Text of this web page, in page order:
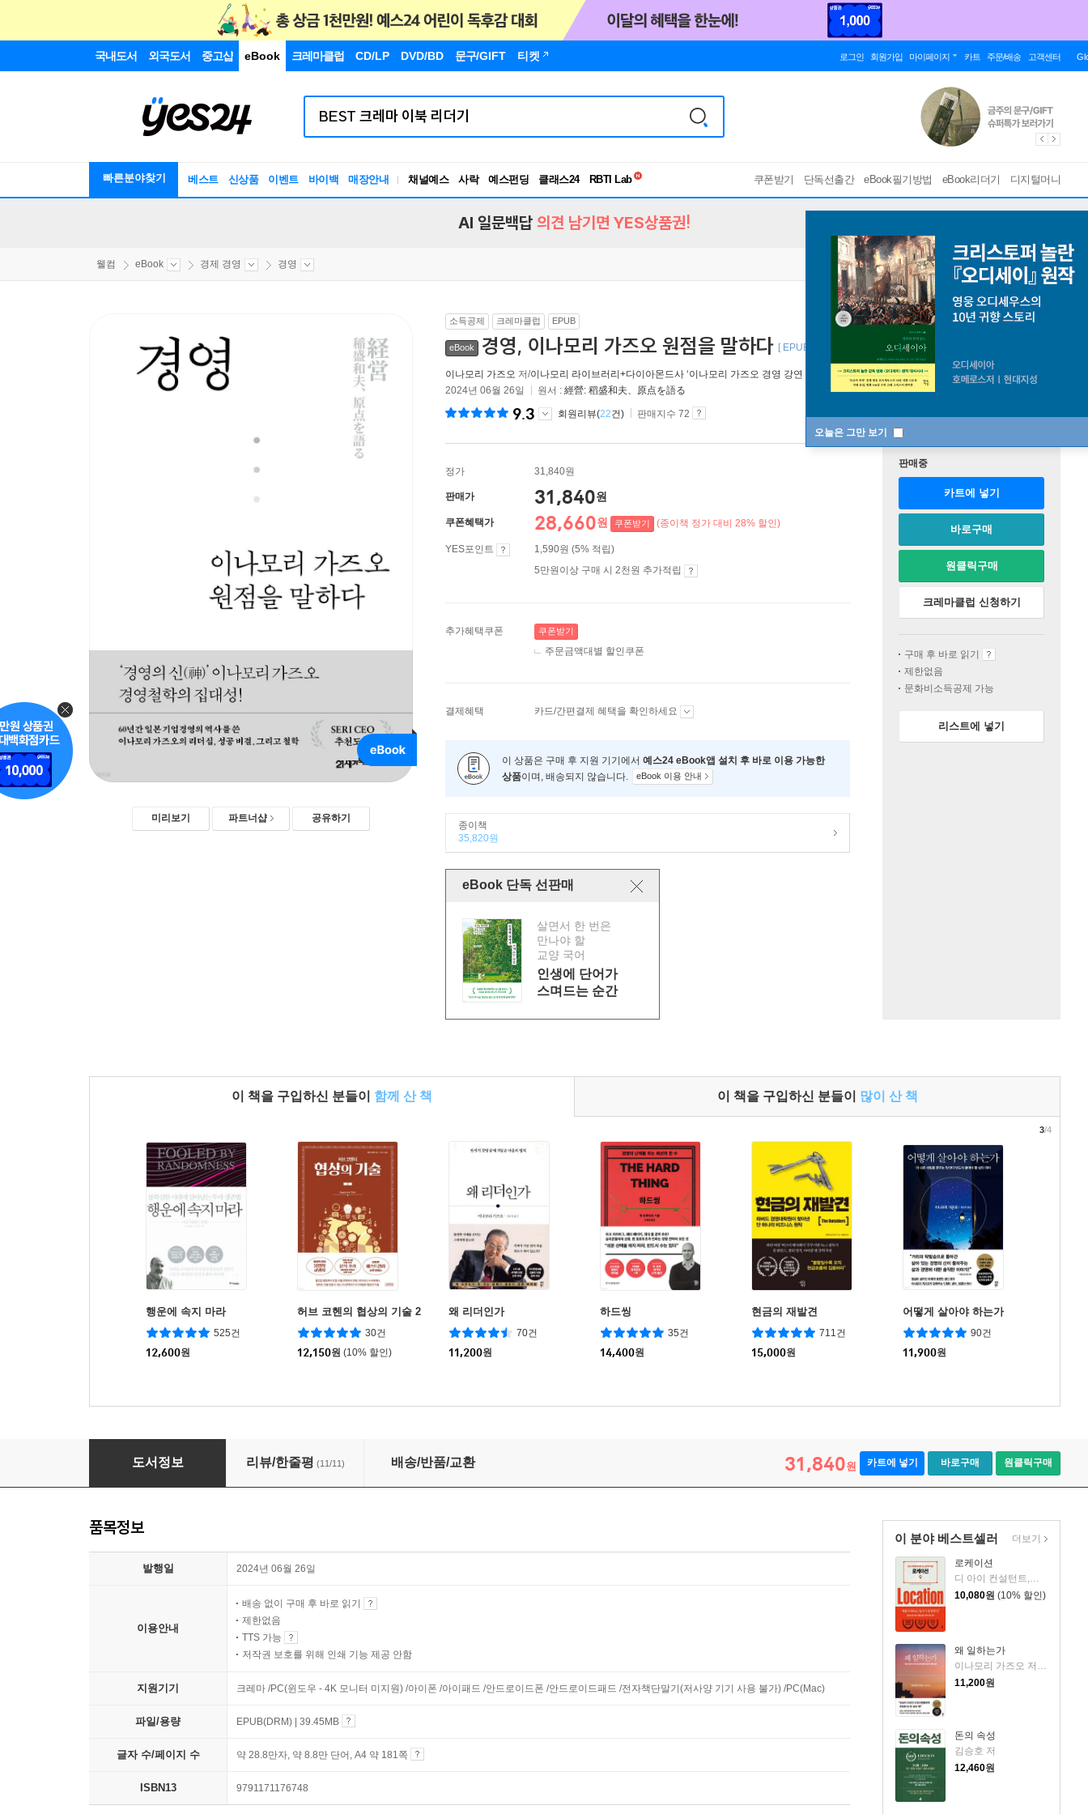
국내도서 외국도서 중고샵 eBook 크레마클럽 CD/LP DVD/BD 문구/GIFT 티켓 로그인 회원가입 마이페이지 카트 주문/배송 고객센터
빠른분야찾기 베스트 신상품 이벤트 바이백 매장안내 채널예스 사락 예스펀딩 클래스24
독서유형검사
쿠폰받기 단독선출간 eBook필기방법 eBook리더기 디지털머니
오늘은 그만 보기
AI 일문백답 의견 남기면 YES상품권!
웰컴 eBook 경제 경영 경영
미리보기 파트너샵 공유하기
소득공제 크레마클럽 EPUB
eBook 경영, 이나모리 가즈오 원점을 말하다 [ EPUB ]
이나모리 가즈오 저/이나모리 라이브러리+다이아몬드사 ‘이나모리 가즈오 경영 강연 선집’ 공동팀편/양준호역
21세기북스
2024년 06월 26일
원서 : 經營: 稻盛和夫、原点を語る
9.3 회원리뷰(22건) 판매지수 72
정가 31,840원
판매가 31,840원
쿠폰혜택가 28,660원 쿠폰받기 (종이책 정가 대비 28% 할인)
YES포인트
1,590원 (5% 적립)
5만원이상 구매 시 2천원 추가적립
추가혜택쿠폰 쿠폰받기
주문금액대별 할인쿠폰
결제혜택 카드/간편결제 혜택을 확인하세요
이 상품은 구매 후 지원 기기에서 예스24 eBook앱 설치 후 바로 이용 가능한
상품이며, 배송되지 않습니다. eBook 이용 안내
종이책
35,820원
eBook 단독 선판매
살면서 한 번은
만나야 할
교양 국어
인생에 단어가
스며드는 순간
판매중
카트에 넣기
바로구매
원클릭구매
크레마클럽 신청하기
구매 후 바로 읽기
제한없음
문화비소득공제 가능
리스트에 넣기
이 책을 구입하신 분들이 함께 산 책 이 책을 구입하신 분들이 많이 산 책
행운에 속지 마라
525건
12,600원
허브 코헨의 협상의 기술 2
30건
12,150원 (10% 할인)
왜 리더인가
70건
11,200원
하드씽
35건
14,400원
현금의 재발견
711건
15,000원
어떻게 살아야 하는가
90건
11,900원
3/4
경영, 이나모리 가즈오 원점을 말하다
도서정보 리뷰/한줄평 (11/11) 배송/반품/교환 31,840원 카트에 넣기 바로구매 원클릭구매
이 분야 베스트셀러
로케이션
10,080원 (10% 할인)
왜 일하는가
11,200원
돈의 속성
김승호 저
12,460원
더보기
품목정보
발행일 2024년 06월 26일
이용안내
배송 없이 구매 후 바로 읽기
제한없음
TTS 가능
저작권 보호를 위해 인쇄 기능 제공 안함
지원기기 크레마 /PC(윈도우 - 4K 모니터 미지원) /아이폰 /아이패드 /안드로이드폰 /안드로이드패드 /전자책단말기(저사양 기기 사용 불가) /PC(Mac)
파일/용량 EPUB(DRM) | 39.45MB
글자 수/페이지 수 약 28.8만자, 약 8.8만 단어, A4 약 181쪽
ISBN13 9791171176748